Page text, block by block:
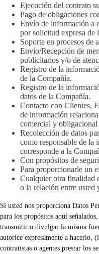
Ejecución del contrato
Pago de obligaciones
Envío de información a
por solicitud expresa de
Soporte en procesos de
Envío/Recepción de
publicitarios y/o de
Registro de la
de la Compañía.
Registro de la
datos de la Compañía.
Contacto con Clientes,
de información
comercial y obligacional
Recolección de datos
como responsable de la
corresponde a la
Con propósitos de
Para proporcionarle un
Cualquier otra finalidad
o la relación entre usted
Si usted nos proporciona Datos
para los propósitos aquí
transmitir o divulgar la misma
autorice expresamente a hacerlo,
contratistas o agentes prestar los